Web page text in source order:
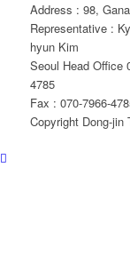
Address : 98,
Representative :
hyun Kim
Seoul Head Office
4785
Fax : 070-7966-
Copyright Dong-jin